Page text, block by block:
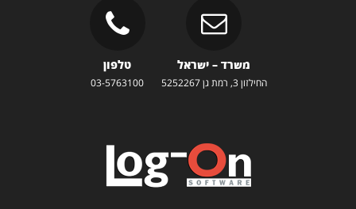
משרד – ישראל
החילזון 3, רמת גן 5252267
טלפון
03-5763100